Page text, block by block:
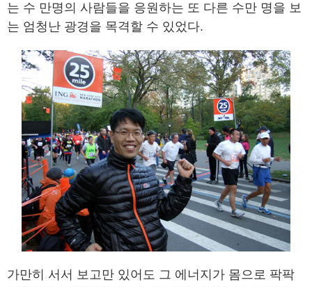
는 수 만명의 사람들을 응원하는 또 다른 수만 명을 보
는 엄청난 광경을 목격할 수 있었다.
가만히 서서 보고만 있어도 그 에너지가 몸으로 팍팍